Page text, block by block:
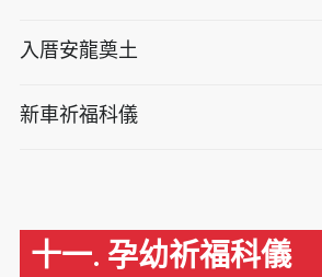
入厝安龍奠土
新車祈福科儀
十一. 孕幼祈福科儀